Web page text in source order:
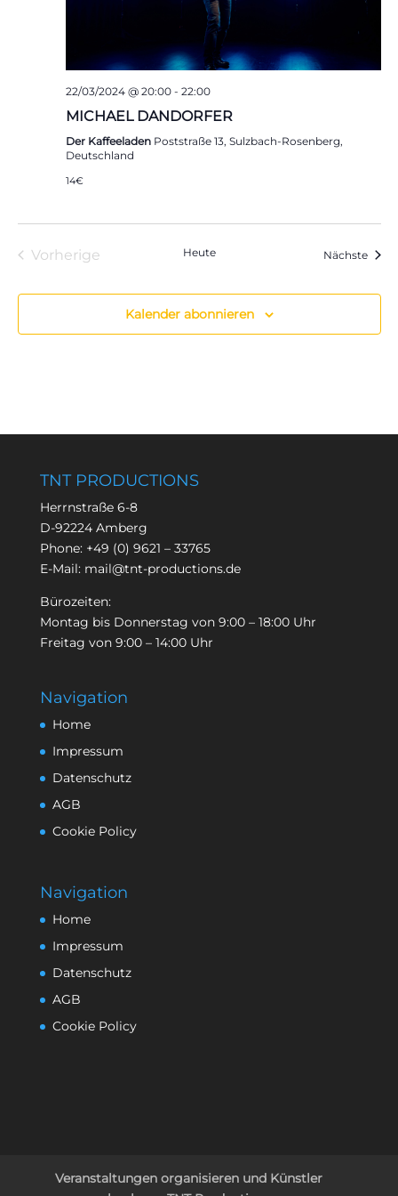
22/03/2024 @ 20:00- 22:00
MICHAEL DANDORFER
Der Kaffeeladen Poststraße 13, Sulzbach-Rosenberg,
Deutschland
14€
Vorherige
Heute Nächste
Kalender abonnieren
TNT PRODUCTIONS
Herrnstraße 6-8
D-92224 Amberg
Phone: +49 (0) 9621 – 33765
E-Mail: mail@tnt-productions.de
Bürozeiten:
Montag bis Donnerstag von 9:00 – 18:00 Uhr
Freitag von 9:00 – 14:00 Uhr
Navigation
Home
Impressum
Datenschutz
AGB
Cookie Policy
Navigation
Home
Impressum
Datenschutz
AGB
Cookie Policy
Veranstaltungen organisieren und Künstler